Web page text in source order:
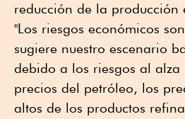
reducción de la producción
"Los riesgos económicos
sugiere nuestro escenario
debido a los riesgos al alza
precios del petróleo, los
altos de los productos